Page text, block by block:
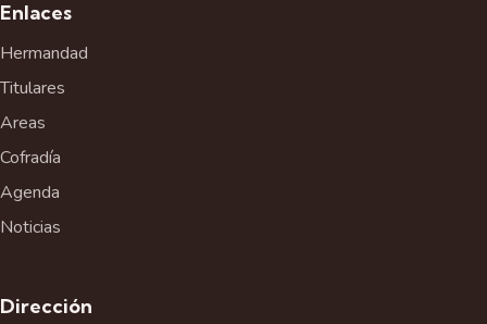
Enlaces
Hermandad
Titulares
Areas
Cofradía
Agenda
Noticias
Dirección